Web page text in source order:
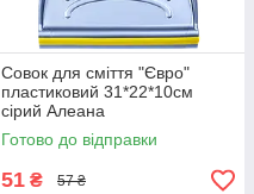
Совок для сміття "Євро"
пластиковий 31*22*10см
сірий Алеана
Готово до відправки
51 ₴ 57 ₴